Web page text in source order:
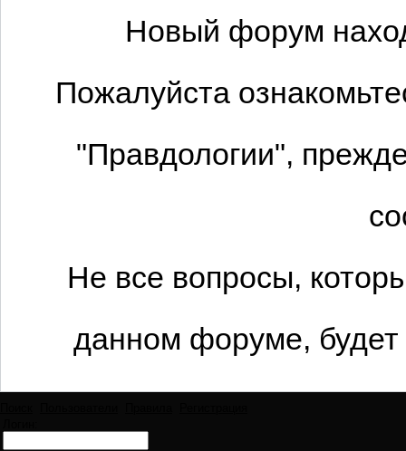
Новый форум
Пожалуйста
"Правдологии",
Не все вопросы,
данном форуме,